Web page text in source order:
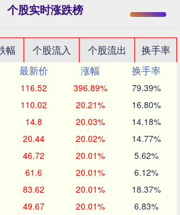
个股实时涨跌榜
幅 个股流入 个股流出
换手率
最新价 涨幅
换手率
116.52 396.89% 79.39%
110.02 20.21% 16.80%
14.8 20.03% 14.18%
20.44 20.02% 14.77%
46.72 20.01% 5.62%
61.6 20.01% 6.12%
83.62 20.01% 18.37%
49.67 20.01% 6.83%